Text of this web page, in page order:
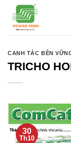
qua
CANH TÁC BỀN
TRICHO
30
Th10